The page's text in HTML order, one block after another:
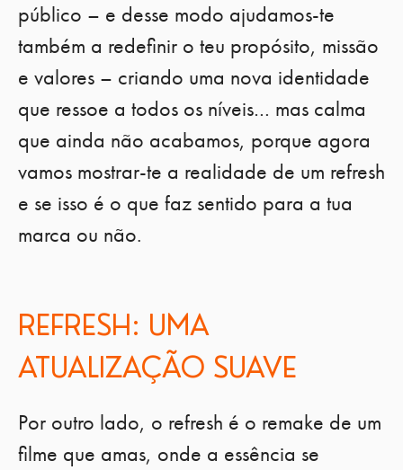
público – e desse modo ajudamos-te
também a redefinir o teu propósito, missão
e valores – criando uma nova identidade
que ressoe a todos os níveis… mas calma
que ainda não acabamos, porque agora
vamos mostrar-te a realidade de um refresh
e se isso é o que faz sentido para a tua
marca ou não.
REFRESH: UMA
ATUALIZAÇÃO SUAVE
Por outro lado, o refresh é o remake de um
filme que amas, onde a essência se